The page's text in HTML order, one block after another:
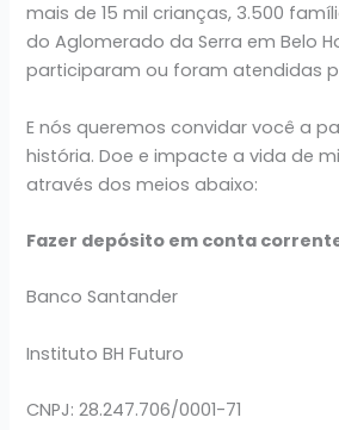
mais de 15 mil crianças, 3.500
do Aglomerado da Serra em Belo
participaram ou foram atendidas
E nós queremos convidar você a
história. Doe e impacte a vida de
através dos meios abaixo:
Fazer depósito em conta
Banco Santander
Instituto BH Futuro
CNPJ: 28.247.706/0001-71